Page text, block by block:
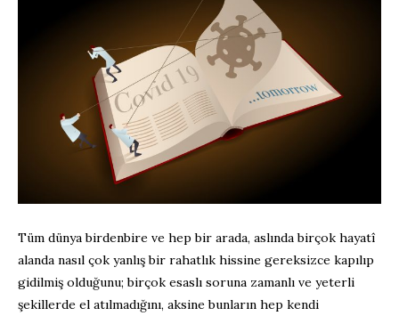
Tüm dünya birdenbire ve hep bir arada, aslında birçok hayatî
alanda nasıl çok yanlış bir rahatlık hissine gereksizce kapılıp
gidilmiş olduğunu; birçok esaslı soruna zamanlı ve yeterli
şekillerde el atılmadığını, aksine bunların hep kendi